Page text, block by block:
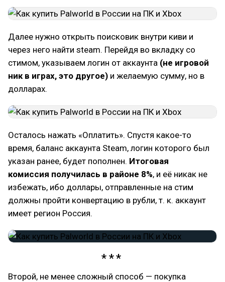
Далее нужно открыть поисковик внутри киви и
через него найти steam. Перейдя во вкладку со
стимом, указываем логин от аккаунта (не игровой
ник в играх, это другое) и желаемую сумму, но в
долларах.
Осталось нажать «Оплатить». Спустя какое-то
время, баланс аккаунта Steam, логин которого был
указан ранее, будет пополнен. Итоговая
комиссия получилась в районе 8%, и её никак не
избежать, ибо доллары, отправленные на стим
должны пройти конвертацию в рубли, т. к. аккаунт
имеет регион Россия.
Второй, не менее сложный способ — покупка